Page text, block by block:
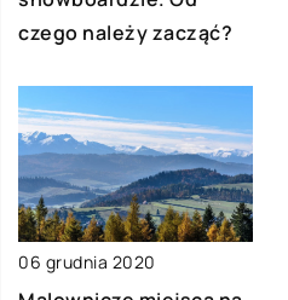
czego należy zacząć?
06 grudnia 2020